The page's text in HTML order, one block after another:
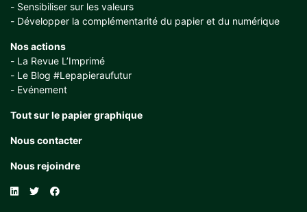
Sensibiliser sur les valeurs
Développer la complémentarité du papier et du numérique
Nos actions
La Revue L’Imprimé
Le Blog #Lepapieraufutur
Evénement
Tout sur le papier graphique
Nous contacter
Nous rejoindre